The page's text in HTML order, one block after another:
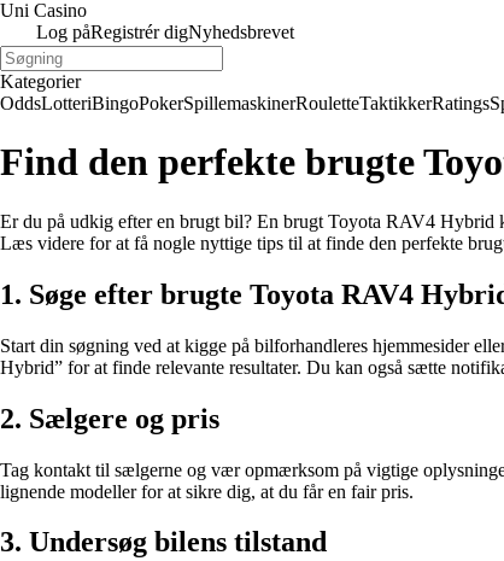
Uni Casino
Log påRegistrér digNyhedsbrevet
Kategorier
OddsLotteriBingoPokerSpillemaskinerRouletteTaktikkerRatings
Find den perfekte brugte
Er du på udkig efter en brugt bil? En brugt Toyota RAV4
Læs videre for at få nogle nyttige tips til at finde den perfekte
1. Søge efter brugte Toyota RAV4
Start din søgning ved at kigge på bilforhandleres hjemmesider
Hybrid” for at finde relevante resultater. Du kan også sætte
2. Sælgere og pris
Tag kontakt til sælgerne og vær opmærksom på vigtige
lignende modeller for at sikre dig, at du får en fair pris.
3. Undersøg bilens tilstand